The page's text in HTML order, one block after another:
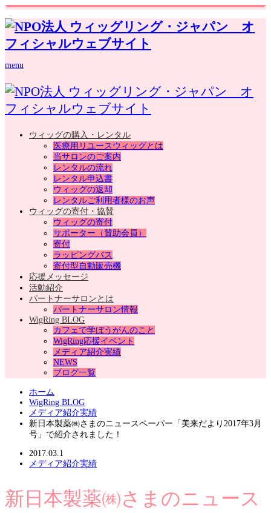
menu
ウィッグの購入・レンタル
医療用リユースウィッグとは
当サロンのご案内
レンタルの流れ
レンタル申込書
ウィッグの返却
レンタルご利用者様のお声
ウィッグの寄付・協賛
ウィッグの寄付
サポーター（賛助会員）
寄付
ラッピングバス
寄付型自動販売機
応援メッセージ
活動紹介
パートナーサロンとは
パートナーサロン情報
WigRing BLOG
カフェで学ぼうがんのこと
WigRing応援イベント
メディア紹介実績
NEWS
ブログ一覧
ホーム
WigRing BLOG
メディア紹介実績
新日本製薬㈱さまのニュースペーパー「美来だより2017年3月
号」で紹介されました！
2017.03.1
メディア紹介実績
新日本製薬㈱さまのニュース